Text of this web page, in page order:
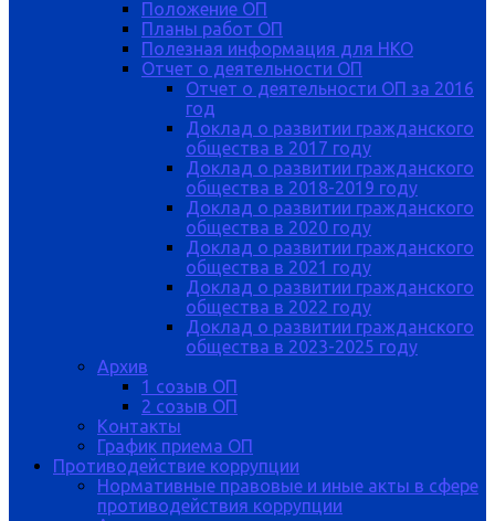
Положение ОП
Планы работ ОП
Полезная информация для НКО
Отчет о деятельности ОП
Отчет о деятельности ОП за 2016
год
Доклад о развитии гражданского
общества в 2017 году
Доклад о развитии гражданского
общества в 2018-2019 году
Доклад о развитии гражданского
общества в 2020 году
Доклад о развитии гражданского
общества в 2021 году
Доклад о развитии гражданского
общества в 2022 году
Доклад о развитии гражданского
общества в 2023-2025 году
Архив
1 созыв ОП
2 созыв ОП
Контакты
График приема ОП
Противодействие коррупции
Нормативные правовые и иные акты в сфере
противодействия коррупции